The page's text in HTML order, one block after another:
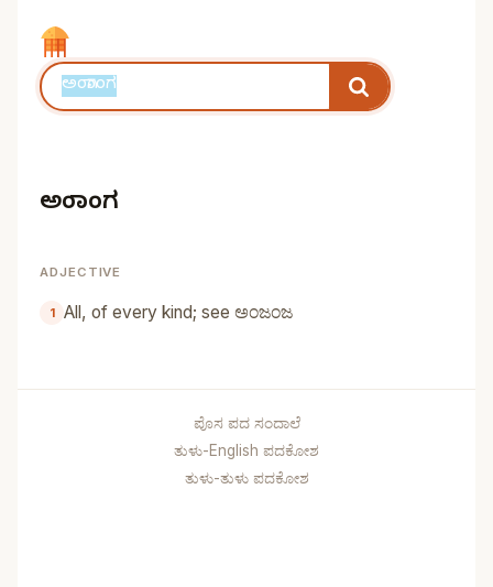
ಅಂಗಾಂಗ
ADJECTIVE
All, of every kind; see ಅಂಜಂಜ
ಪೊಸ ಪದ ಸಂದಾಲೆ
ತುಳು-English ಪದಕೋಶ
ತುಳು-ತುಳು ಪದಕೋಶ